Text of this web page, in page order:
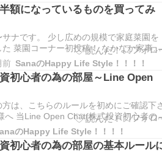
額になっているものを買ってみ
サナです。 少し広めの規模で家庭菜園を
た 菜園コーナー初投稿！ なかなか家事に
しくて投稿が出来ていませんでしたがよ
が出来ました。 いつぶりだろう…w 内容
気になっている方が多いかも？と思い、
ー等で半額といったディスカアウトが
前 SanaのHappy Life Style！！！！
初心者の為の部屋～Line Open
方は、こちらのルールを初めにご確認下
へ 当Line Open Chat(株式投資初心者の
参加いただきありがとうございます。 こ
Chat内でのルールを作りましたので
ご協力いただきたいと思います。 ①基本
ー及…
のHappy Life Style！！！！
初心者の為の部屋の基本ルール